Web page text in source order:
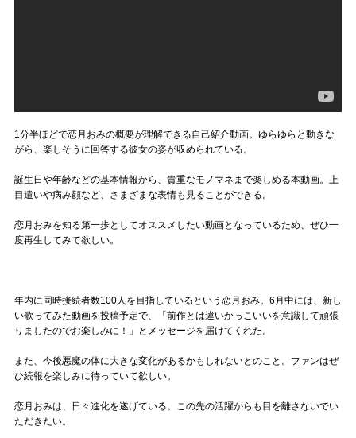
1分半ほどで恋月おみの概要が理解できる自己紹介動画。ゆらゆらと動きな
がら、楽しそうに回答する彼女の姿が収められている。
誕生日や年齢などの基本情報から、貴重なモノマネまで楽しめる本動画。上
目遣いや病み顔など、さまざまな表情も見ることができる。
恋月おみを知る第一歩としてオススメしたい動画となっているため、ぜひ一
度再生してみて欲しい。
年内に同時接続者数100人を目指しているという恋月おみ。6月中には、新し
い歌ってみた動画を投稿予定で、「前作とは違いかっこいいを意識して頑張
りましたのでお楽しみに！」とメッセージを届けてくれた。
また、今後悪魔の体に大きな変化があるかもしれないとのこと。ファンはぜ
ひ続報を楽しみに待っていて欲しい。
恋月おみは、日々進化を遂げている。この先の活躍からも目を離さないでい
ただきたい。